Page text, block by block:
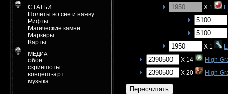
СТАТЬИ
Полеты во сне и наяву
Рифты
Магические камни
Маркеры
Карты
МЕДИА
обои
скриншоты
концепт-арт
музыка
X 1
X 1
X 14
High-
X 20
High-
Пересчитать